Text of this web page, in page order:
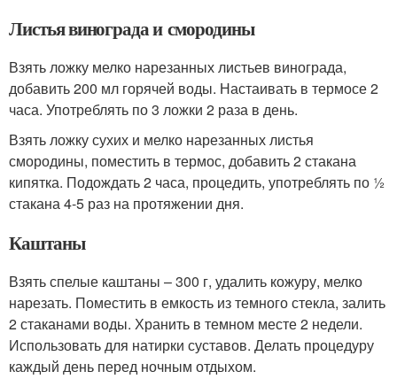
Листья винограда и смородины
Взять ложку мелко нарезанных листьев винограда,
добавить 200 мл горячей воды. Настаивать в термосе 2
часа. Употреблять по 3 ложки 2 раза в день.
Взять ложку сухих и мелко нарезанных листья
смородины, поместить в термос, добавить 2 стакана
кипятка. Подождать 2 часа, процедить, употреблять по ½
стакана 4-5 раз на протяжении дня.
Каштаны
Взять спелые каштаны – 300 г, удалить кожуру, мелко
нарезать. Поместить в емкость из темного стекла, залить
2 стаканами воды. Хранить в темном месте 2 недели.
Использовать для натирки суставов. Делать процедуру
каждый день перед ночным отдыхом.